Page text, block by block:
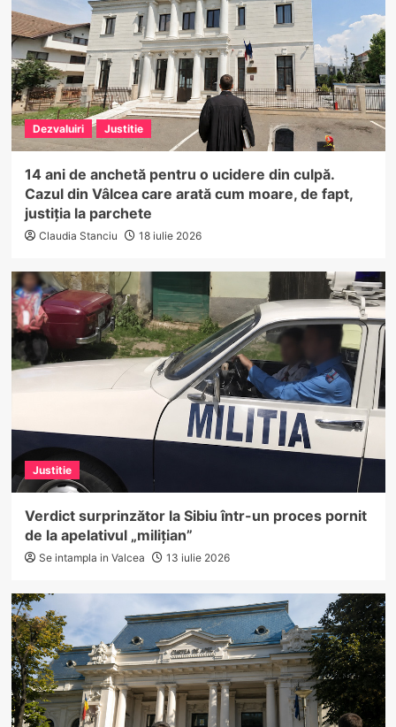
Dezvaluiri Justitie
14 ani de anchetă pentru o ucidere din culpă.
Cazul din Vâlcea care arată cum moare, de fapt,
justiția la parchete
Claudia Stanciu 18 iulie 2026
Justitie
Verdict surprinzător la Sibiu într-un proces pornit
de la apelativul „milițian”
Se intampla in Valcea 13 iulie 2026